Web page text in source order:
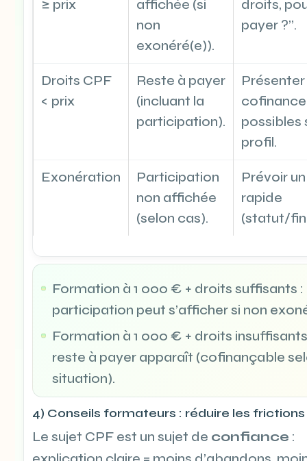
≥ prix
affichée (si
non
exonéré(e)).
droits,
payer ?”.
Droits CPF
< prix
Reste à payer
(incluant la
participation).
Présenter
possibles
profil.
Exonération
Participation
non affichée
(selon cas).
Prévoir
rapide
(statut/
Formation à 1 000 € + droits suffisants :
participation peut s’afficher si non
Formation à 1 000 € + droits
reste à payer apparaît (cofinançable
situation).
4) Conseils formateurs : réduire les frictions
Le sujet CPF est un sujet de confiance :